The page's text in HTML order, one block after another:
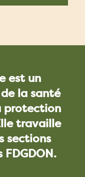
est un
la santé
protection
travaille
sections